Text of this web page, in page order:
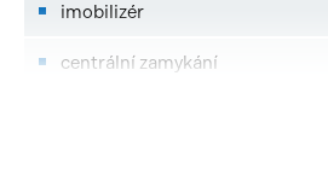
imobilizér
centrální zamykání